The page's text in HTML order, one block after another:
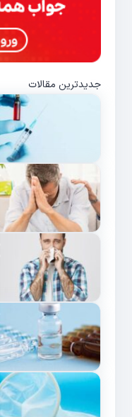
جدیدترین مقالات